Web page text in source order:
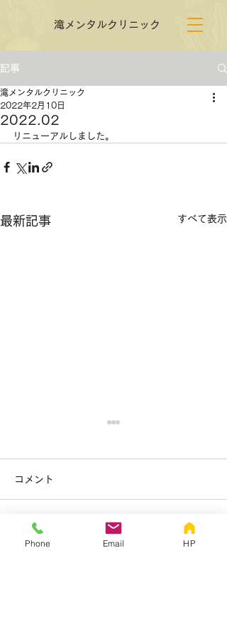
​滝メンタルクリニック
記事
2022.02
​滝メンタルクリニック
2022年2月10日
リニューアルしました。
最新記事 すべて表示
年末年始の休診日のお知
コメント
コメントを追加…
Phone Email HP